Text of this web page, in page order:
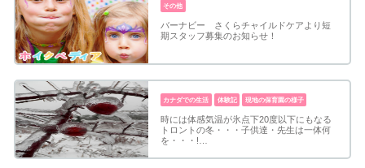
その他
バーナビー さくらチャイルドケアより短
期スタッフ募集のお知らせ！
カナダでの生活 体験記 現地の保育園の様子
時には体感気温が氷点下20度以下にもなる
トロントの冬・・・子供達・先生は一体何
を・・・!…